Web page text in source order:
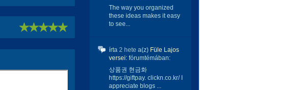
The way you organized
these ideas makes it easy
to see...
írta 2 hete a(z) Füle Lajos
versei: fórumtémában:
상품권 현금화
https://giftpay. clickn.co.kr/ I
appreciate blogs ...